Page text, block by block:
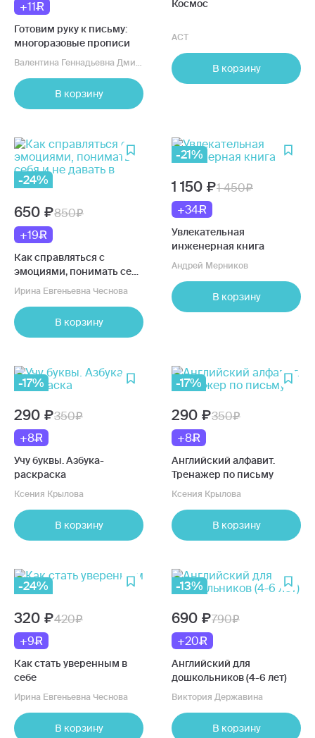
+11
Готовим руку к письму:
многоразовые прописи
В корзину
Космос
АСТ
В корзину
-24%
650
850
+19
Как справляться с
эмоциями, понимать себя
и не давать в обиду
Ирина Евгеньевна Чеснова
В корзину
-21%
1 150
1 450
+34
Увлекательная
инженерная книга
Андрей Мерников
В корзину
-17%
290
350
+8
Учу буквы. Азбука-
раскраска
Ксения Крылова
В корзину
-17%
290
350
+8
Английский алфавит.
Тренажер по письму
Ксения Крылова
В корзину
-24%
320
420
+9
Как стать уверенным в
себе
Ирина Евгеньевна Чеснова
В корзину
-13%
690
790
+20
Английский для
дошкольников (4-6 лет)
Виктория Державина
В корзину